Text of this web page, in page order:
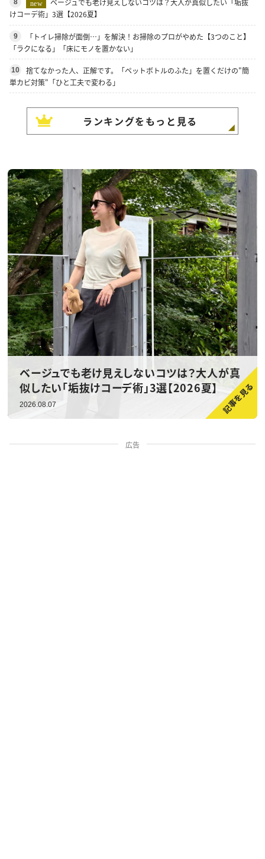
8 new
けコーデ術」3選【2026夏】
9
「トイレ掃除が面倒…」を解決！お掃除のプロがやめた【3つのこと】
「ラクになる」「床にモノを置かない」
10
捨てなかった人、正解です。「ペットボトルのふた」を置くだけの"簡
単カビ対策"「ひと工夫で変わる」
ランキングをもっと見る
ベージュでも老け見えしないコツは？大人が真
似したい「垢抜けコーデ術」3選【2026夏】
2026.08.07
広告